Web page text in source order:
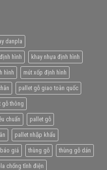
danpla
hình khay nhựa định hình
hình mút xốp định hình
pallet gỗ giao toàn quốc
gỗ thông
chuẩn pallet gỗ
pallet nhập khẩu
giá thùng gỗ thùng gỗ dán
chống tĩnh điện